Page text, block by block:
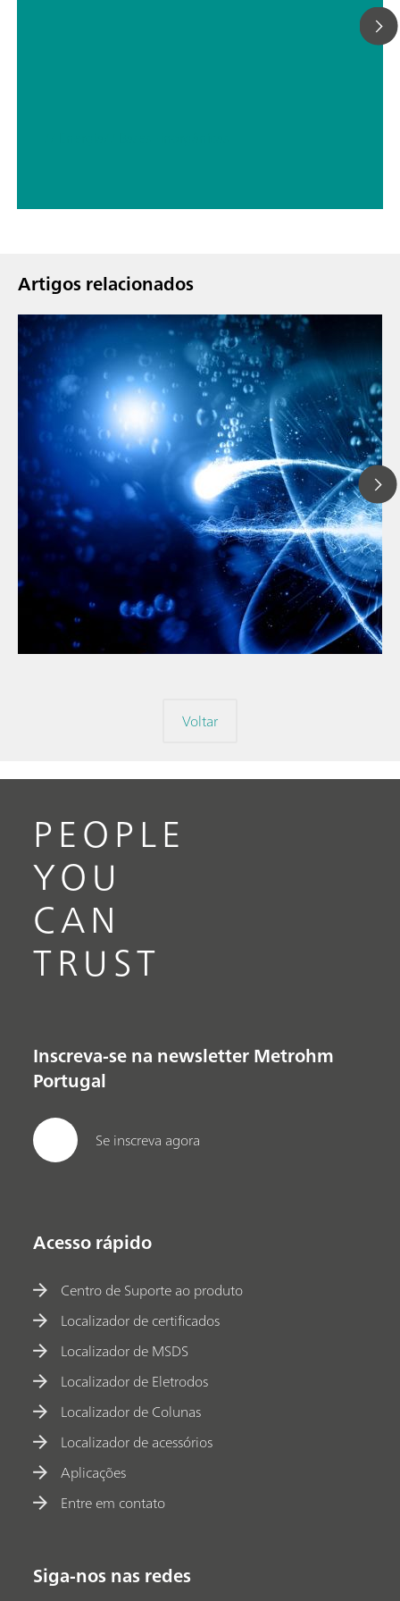
Artigos relacionados
// Blog post
// Metals & mining
// Automotive and aerospace
Voltar
PEOPLE
YOU
CAN
TRUST
Inscreva-se na newsletter Metrohm
Portugal
Se inscreva agora
Acesso rápido
Centro de Suporte ao produto
Localizador de certificados
Localizador de MSDS
Localizador de Eletrodos
Localizador de Colunas
Localizador de acessórios
Aplicações
Entre em contato
Siga-nos nas redes